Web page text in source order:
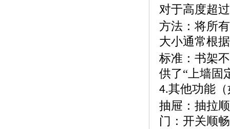
对于高度超过
方法：将所
大小通常根
标准：书架
供了“上墙固
4.其他功能
抽屉：抽拉
门：开关顺